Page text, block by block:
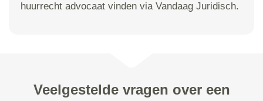
huurrecht advocaat vinden via Vandaag Juridisch.
Veelgestelde vragen over een